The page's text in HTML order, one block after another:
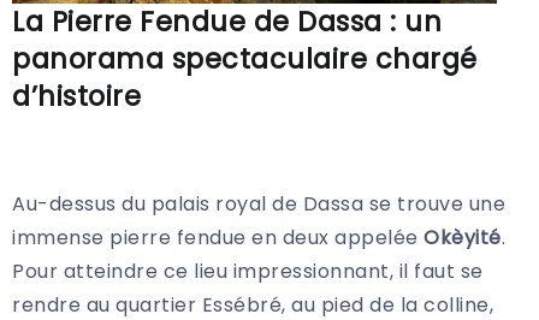
La Pierre Fendue de Dassa : un
panorama spectaculaire chargé
d’histoire
Au-dessus du palais royal de Dassa se trouve une
immense pierre fendue en deux appelée Okèyité.
Pour atteindre ce lieu impressionnant, il faut se
rendre au quartier Essébré, au pied de la colline,